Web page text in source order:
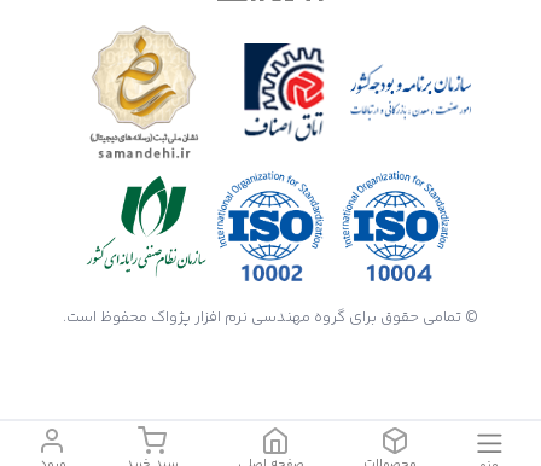
© تمامی حقوق برای گروه مهندسی نرم افزار پژواک محفوظ است.